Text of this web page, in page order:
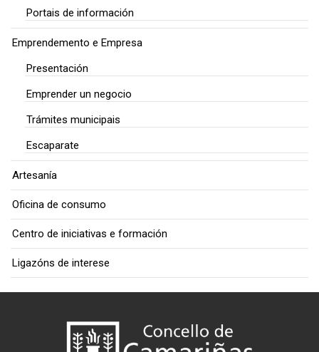
Portais de información
Emprendemento e Empresa
Presentación
Emprender un negocio
Trámites municipais
Escaparate
Artesanía
Oficina de consumo
Centro de iniciativas e formación
Ligazóns de interese